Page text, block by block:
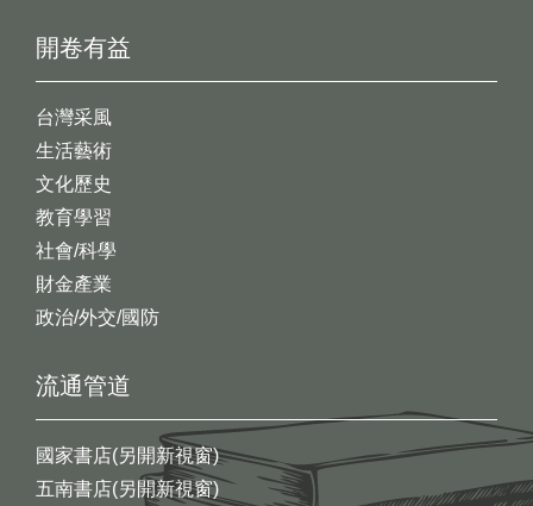
開卷有益
台灣采風
生活藝術
文化歷史
教育學習
社會/科學
財金產業
政治/外交/國防
流通管道
國家書店(另開新視窗)
五南書店(另開新視窗)